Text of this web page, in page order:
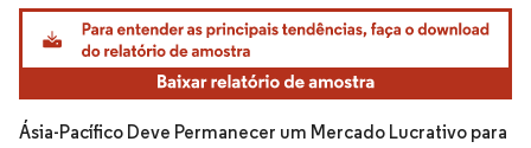
Imagem © Mordor Intelligence. O reuso requer atribuição conforme CC BY 4.0.
Ásia-Pacífico Deve Permanecer um Mercado Lucrativo para